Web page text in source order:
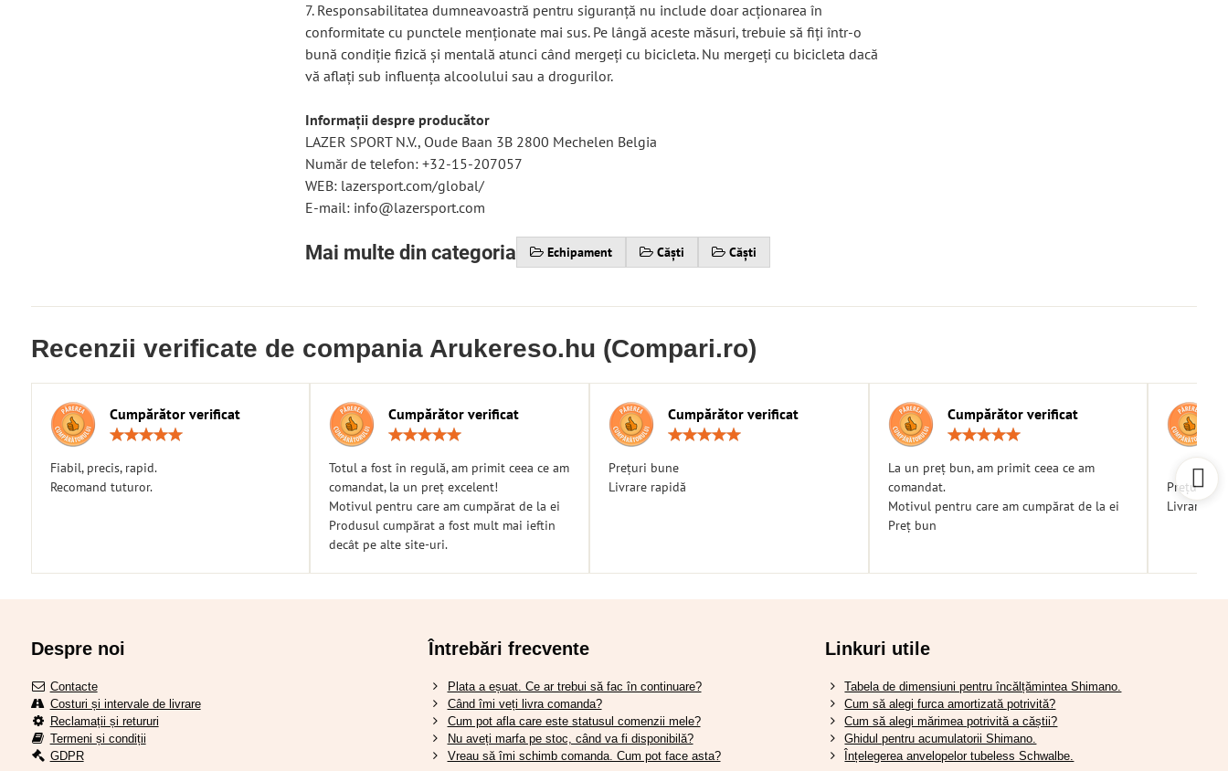
7. Responsabilitatea dumneavoastră pentru siguranță nu include doar acționarea în
conformitate cu punctele menționate mai sus. Pe lângă aceste măsuri, trebuie să fiți într-o
bună condiție fizică și mentală atunci când mergeți cu bicicleta. Nu mergeți cu bicicleta dacă
vă aflați sub influența alcoolului sau a drogurilor.
Informații despre producător
LAZER SPORT N.V., Oude Baan 3B 2800 Mechelen Belgia
Număr de telefon: +32-15-207057
WEB: lazersport.com/global/
E-mail: info@lazersport.com
Mai multe din categoria Echipament Căști Căști
Recenzii verificate de compania Arukereso.hu (Compari.ro)
Cumpărător verificat
Fiabil, precis, rapid.
Recomand tuturor.
Cumpărător verificat
/
5
Totul a fost în regulă, am primit ceea ce am
comandat, la un preț excelent!
Motivul pentru care am cumpărat de la ei
Produsul cumpărat a fost mult mai ieftin
decât pe alte site-uri.
Cumpărător verificat
Prețuri bune
Livrare rapidă
Cumpărător verificat
/
5
La un preț bun, am primit ceea ce am
comandat.
Motivul pentru care am cumpărat de la ei
Preț bun
Prețuri
Livrare
Despre noi
Contacte
Costuri și intervale de livrare
Reclamații și retururi
Termeni și condiții
GDPR
Întrebări frecvente
Plata a eșuat. Ce ar trebui să fac în continuare?
Când îmi veți livra comanda?
Cum pot afla care este statusul comenzii mele?
Nu aveți marfa pe stoc, când va fi disponibilă?
Vreau să îmi schimb comanda. Cum pot face asta?
Linkuri utile
Tabela de dimensiuni pentru încălțămintea Shimano.
Cum să alegi furca amortizată potrivită?
Cum să alegi mărimea potrivită a căștii?
Ghidul pentru acumulatorii Shimano.
Înțelegerea anvelopelor tubeless Schwalbe.